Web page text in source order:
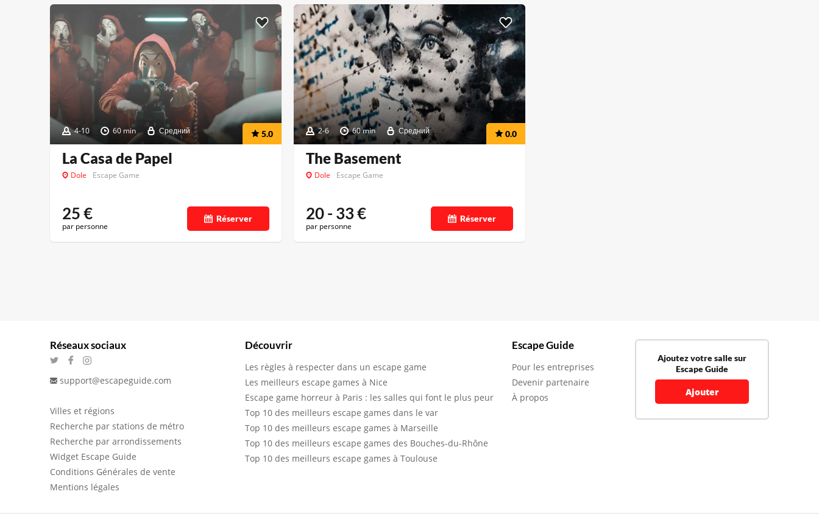
4-10 60 min Средний 5.0
La Casa de Papel
Dole Escape Game
25€
par personne
Réserver
2-6 60 min Средний 0.0
The Basement
Dole Escape Game
20 - 33€
par personne
Réserver
Réseaux sociaux
support@escapeguide.com
Villes et régions
Recherche par stations de métro
Recherche par arrondissements
Widget Escape Guide
Conditions Générales de vente
Mentions légales
Découvrir
Les règles à respecter dans un escape game
Les meilleurs escape games à Nice
Escape game horreur à Paris : les salles qui font le plus peur
Top 10 des meilleurs escape games dans le var
Top 10 des meilleurs escape games à Marseille
Top 10 des meilleurs escape games des Bouches-du-Rhône
Top 10 des meilleurs escape games à Toulouse
Escape Guide
Pour les entreprises
Devenir partenaire
À propos
Ajoutez votre salle sur
Escape Guide
Ajouter